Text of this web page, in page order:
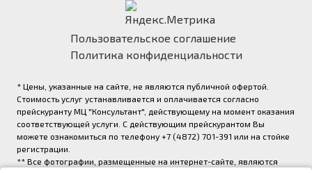
Пользовательское соглашение
Политика конфиденциальности
* Цены, указанные на сайте, не являются публичной офертой.
Стоимость услуг устанавливается и оплачивается согласно
прейскуранту МЦ "Консультант", действующему на момент оказания
соответствующей услуги. С действующим прейскурантом Вы
можете ознакомиться по телефону +7 (4872) 701-391 или на стойке
регистрации.
** Все фотографии, размещенные на интернет-сайте, являются